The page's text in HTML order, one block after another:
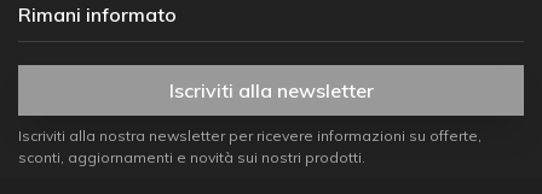
Rimani informato
Iscriviti alla newsletter
Iscriviti alla nostra newsletter per ricevere informazioni su offerte,
sconti, aggiornamenti e novità sui nostri prodotti.